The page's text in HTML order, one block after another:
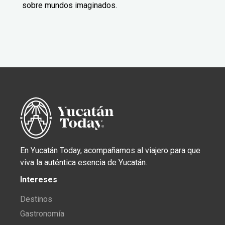
sobre mundos imaginados.
En Yucatán Today, acompañamos al viajero para que
viva la auténtica esencia de Yucatán.
Intereses
Destinos
Gastronomía